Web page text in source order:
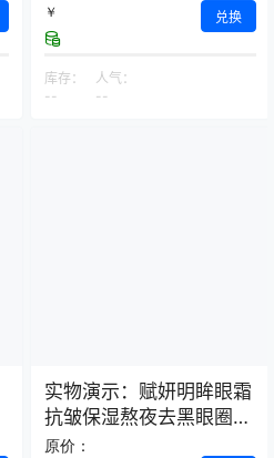
￥ 兑换
库存：
--
人气：
--
实物演示：赋妍明眸眼霜
抗皱保湿熬夜去黑眼圈
经典热销爆款
原价：